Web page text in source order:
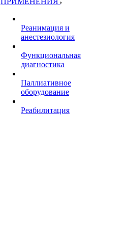
Реанимация и
анестезиология
Функциональная
диагностика
Паллиативное
оборудование
Реабилитация